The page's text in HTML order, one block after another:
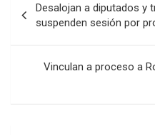
de
entradas
Desalojan a diputados y
suspenden sesión por
Vinculan a proceso a